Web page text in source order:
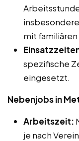
mit
spezifische
eingesetzt.
Nebenjobs in
Arbeitszeit:
je nach